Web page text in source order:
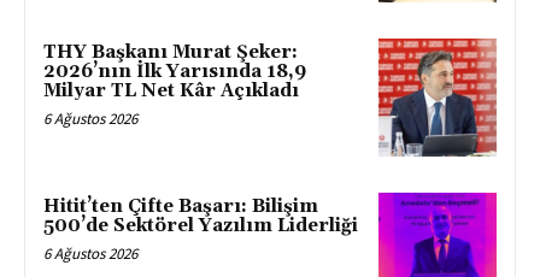
THY Başkanı Murat Şeker:
2026’nın İlk Yarısında 18,9
Milyar TL Net Kâr Açıkladı
6 Ağustos 2026
Hitit’ten Çifte Başarı: Bilişim
500’de Sektörel Yazılım Liderliği
6 Ağustos 2026